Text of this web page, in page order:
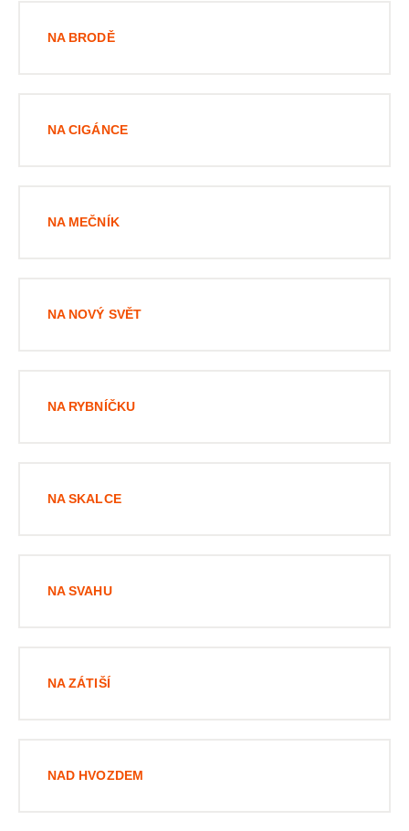
NA BRODĚ
NA CIGÁNCE
NA MEČNÍK
NA NOVÝ SVĚT
NA RYBNÍČKU
NA SKALCE
NA SVAHU
NA ZÁTIŠÍ
NAD HVOZDEM